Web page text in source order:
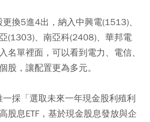
換5進4出，納入中興電(1513)、
(1303)、南亞科(2408)、華邦電
名單裡面，可以看到電力、電信、
股，讓配置更為多元。
採「選取未來一年現金股利殖利
股息ETF，基於現金股息發放與企